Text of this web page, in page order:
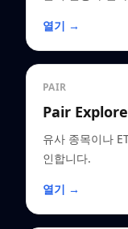
열기 →
PAIR
Pair
유사 종목이나
인합니다.
열기 →